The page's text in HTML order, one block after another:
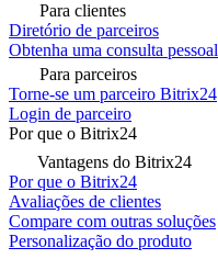
Para clientes
Diretório de parceiros
Obtenha uma consulta pessoal
Para parceiros
Torne-se um parceiro Bitrix24
Login de parceiro
Por que o Bitrix24
Vantagens do Bitrix24
Por que o Bitrix24
Avaliações de clientes
Compare com outras soluções
Personalização do produto